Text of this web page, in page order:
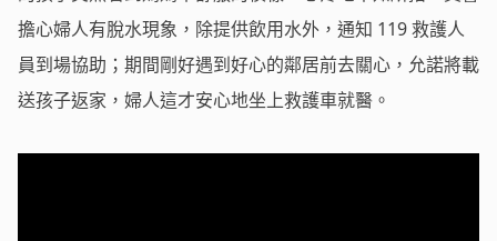
擔心婦人有脫水現象，除提供飲用水外，通知 119 救護人
員到場協助；期間剛好遇到好心的鄰居前去關心，允諾將載
送孩子返家，婦人這才安心地坐上救護車就醫。